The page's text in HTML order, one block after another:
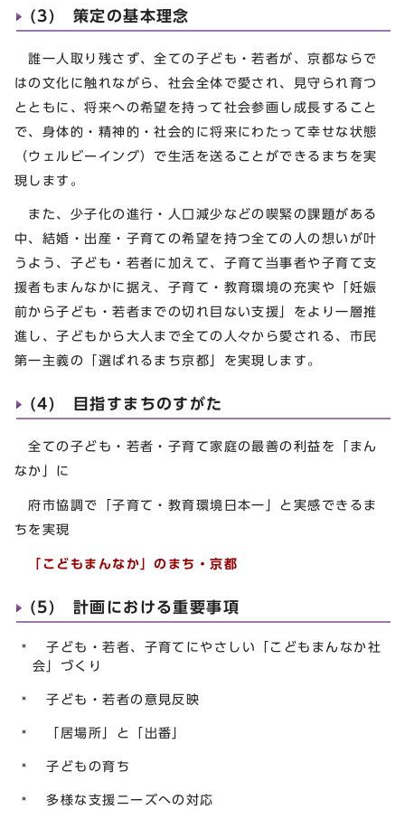
(3) 策定の基本理念
誰一人取り残さず、全ての子ども・若者が、京都ならで
はの文化に触れながら、社会全体で愛され、見守られ育つ
とともに、将来への希望を持って社会参画し成長すること
で、身体的・精神的・社会的に将来にわたって幸せな状態
（ウェルビーイング）で生活を送ることができるまちを実
現します。
また、少子化の進行・人口減少などの喫緊の課題がある
中、結婚・出産・子育ての希望を持つ全ての人の想いが叶
うよう、子ども・若者に加えて、子育て当事者や子育て支
援者もまんなかに据え、子育て・教育環境の充実や「妊娠
前から子ども・若者までの切れ目ない支援」をより一層推
進し、子どもから大人まで全ての人々から愛される、市民
第一主義の「選ばれるまち京都」を実現します。
(4) 目指すまちのすがた
全ての子ども・若者・子育て家庭の最善の利益を「まん
なか」に
府市協調で「子育て・教育環境日本一」と実感できるま
ちを実現
「こどもまんなか」のまち・京都
(5) 計画における重要事項
子ども・若者、子育てにやさしい「こどもまんなか社
会」づくり
子ども・若者の意見反映
「居場所」と「出番」
子どもの育ち
多様な支援ニーズへの対応